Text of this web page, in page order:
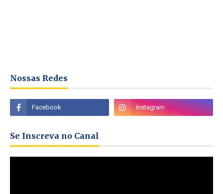
Nossas Redes
Se Inscreva no Canal